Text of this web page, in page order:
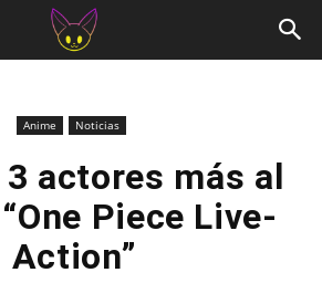
Anime Noticias
3 actores más al
Piece Live-
Action”